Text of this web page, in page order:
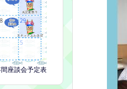
座談会予定表